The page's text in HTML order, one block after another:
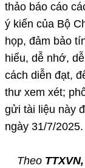
thảo báo cáo
ý kiến của Bộ
họp, đảm bảo
hiểu, dễ nhớ,
cách diễn đạt,
thư xem xét;
gửi tài liệu này
ngày 31/7/2025.
Theo